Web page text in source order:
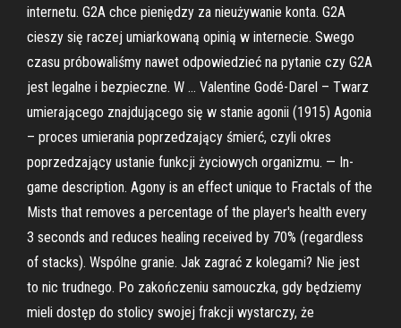
internetu. G2A chce pieniędzy za nieużywanie konta. G2A
cieszy się raczej umiarkowaną opinią w internecie. Swego
czasu próbowaliśmy nawet odpowiedzieć na pytanie czy G2A
jest legalne i bezpieczne. W … Valentine Godé-Darel – Twarz
umierającego znajdującego się w stanie agonii (1915) Agonia
– proces umierania poprzedzający śmierć, czyli okres
poprzedzający ustanie funkcji życiowych organizmu. — In-
game description. Agony is an effect unique to Fractals of the
Mists that removes a percentage of the player's health every
3 seconds and reduces healing received by 70% (regardless
of stacks). Wspólne granie. Jak zagrać z kolegami? Nie jest
to nic trudnego. Po zakończeniu samouczka, gdy będziemy
mieli dostęp do stolicy swojej frakcji wystarczy, że